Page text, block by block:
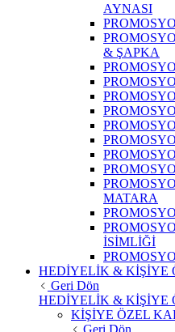
AYNASI
& ŞAPKA
MATARA
İSİMLİĞİ
HEDİYELİK & KİŞİYE
Geri Dön
HEDİYELİK & KİŞİYE
KİŞİYE ÖZEL
Geri Dön